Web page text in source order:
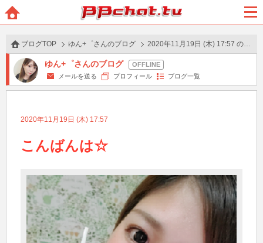
BBchatTV
ュー
ブログTOP ゆん+゜さんのブログ 2020年11月19日 (木) 17:57 の投稿
ゆん+゜さんのブログ
メールを送る プロフィール ブログ一覧
2020年11月19日 (木) 17:57
こんばんは☆